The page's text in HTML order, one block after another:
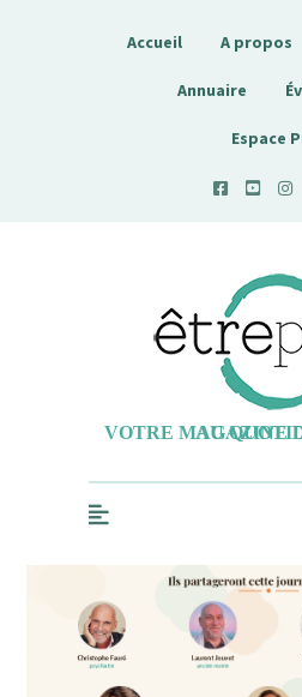
Accueil A propos
Annuaire
Espace
VOTRE MAGAZINE DU BIEN ETRE